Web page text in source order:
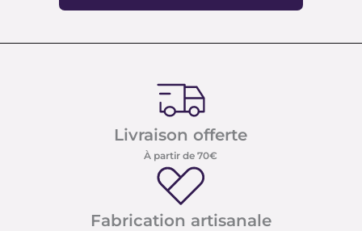
Livraison offerte
À partir de 70€
Fabrication artisanale